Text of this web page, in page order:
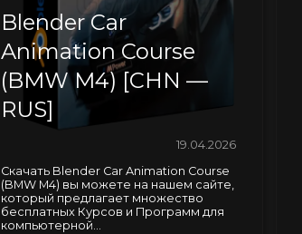
Blender Car
Animation Course
(BMW M4) [CHN —
RUS]
19.04.2026
Скачать Blender Car Animation Course
(BMW M4) вы можете на нашем сайте,
который предлагает множество
бесплатных Курсов и Программ для
компьютерной...